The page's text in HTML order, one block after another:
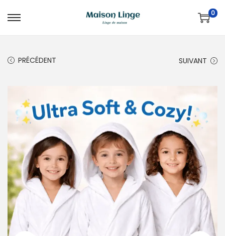
0
PRÉCÉDENT SUIVANT